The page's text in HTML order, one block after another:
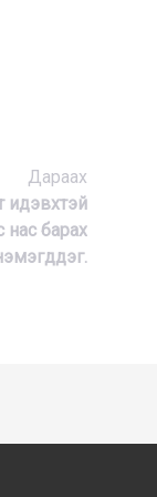
Дараах
идэвхтэй
нас барах